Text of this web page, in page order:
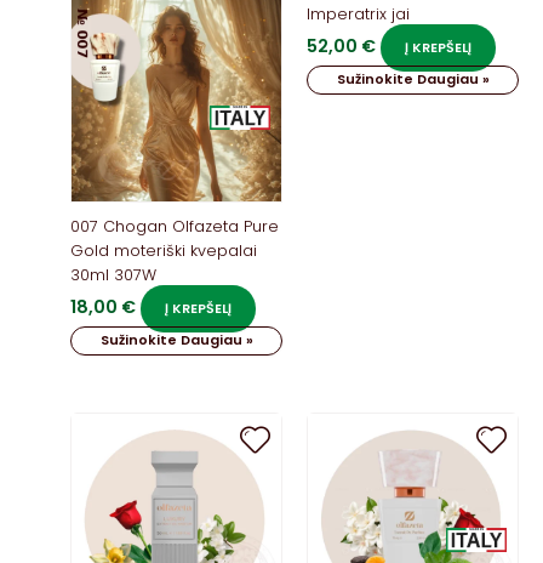
007 Chogan Olfazeta Pure
Gold moteriški kvepalai
30ml 307W
18,00 €
Į KREPŠELĮ
Sužinokite Daugiau »
Imperatrix jai
52,00 €
Į KREPŠELĮ
Sužinokite Daugiau »